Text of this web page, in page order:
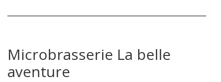
Microbrasserie La belle
aventure